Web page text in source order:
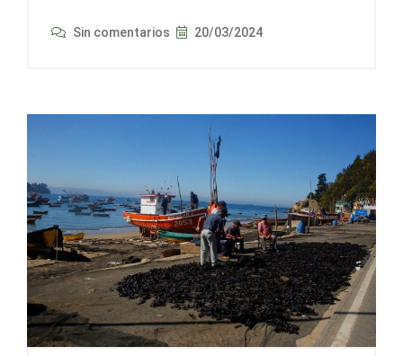
Sin comentarios 20/03/2024